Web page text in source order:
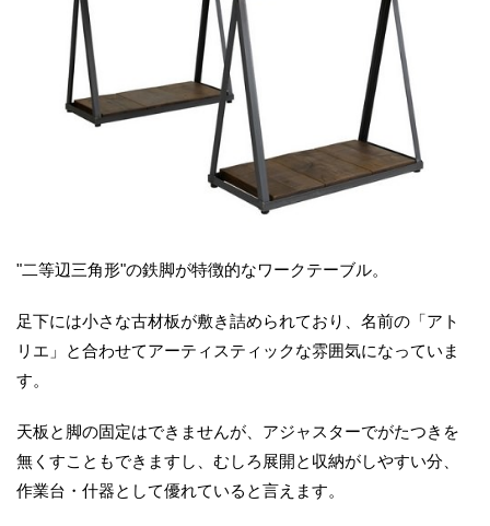
"二等辺三角形"の鉄脚が特徴的なワークテーブル。
足下には小さな古材板が敷き詰められており、名前の「アト
リエ」と合わせてアーティスティックな雰囲気になっていま
す。
天板と脚の固定はできませんが、アジャスターでがたつきを
無くすこともできますし、むしろ展開と収納がしやすい分、
作業台・什器として優れていると言えます。